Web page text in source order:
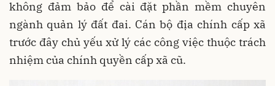
không đảm bảo để cài đặt phần mềm chuyên
ngành quản lý đất đai. Cán bộ địa chính cấp xã
trước đây chủ yếu xử lý các công việc thuộc trách
nhiệm của chính quyền cấp xã cũ.